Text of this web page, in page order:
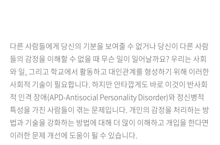
다른 사람들에게 당신의 기분을 보여줄 수 없거나 당신이 다른 사람
들의 감정을 이해할 수 없을 때 무슨 일이 일어날까요? 우리는 사회
와 일, 그리고 학교에서 활동하고 대인관계를 형성하기 위해 이러한
사회적 기술이 필요합니다. 하지만 안타깝게도 바로 이것이 반사회
적 인격 장애(APD-Antisocial Personality Disorder)와 정신병적
특성을 가진 사람들이 겪는 문제입니다. 개인의 감정을 처리하는 방
법과 기술을 강화하는 방법에 대해 더 많이 이해하고 개입을 한다면
이러한 문제 개선에 도움이 될 수 있습니다.